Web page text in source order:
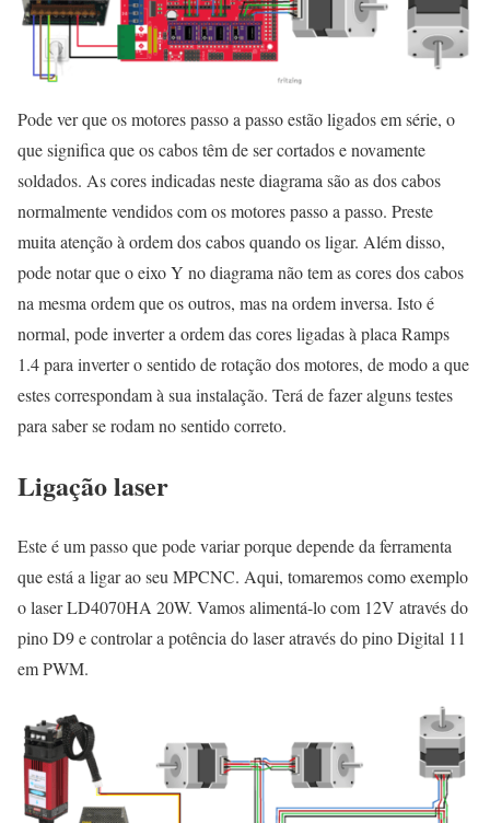
Pode ver que os motores passo a passo estão ligados em série, o
que significa que os cabos têm de ser cortados e novamente
soldados. As cores indicadas neste diagrama são as dos cabos
normalmente vendidos com os motores passo a passo. Preste
muita atenção à ordem dos cabos quando os ligar. Além disso,
pode notar que o eixo Y no diagrama não tem as cores dos cabos
na mesma ordem que os outros, mas na ordem inversa. Isto é
normal, pode inverter a ordem das cores ligadas à placa Ramps
1.4 para inverter o sentido de rotação dos motores, de modo a que
estes correspondam à sua instalação. Terá de fazer alguns testes
para saber se rodam no sentido correto.
Ligação laser
Este é um passo que pode variar porque depende da ferramenta
que está a ligar ao seu MPCNC. Aqui, tomaremos como exemplo
o laser LD4070HA 20W. Vamos alimentá-lo com 12V através do
pino D9 e controlar a potência do laser através do pino Digital 11
em PWM.